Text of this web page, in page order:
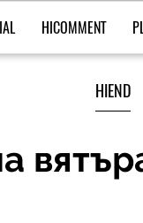
HICOMMENT
HIEND